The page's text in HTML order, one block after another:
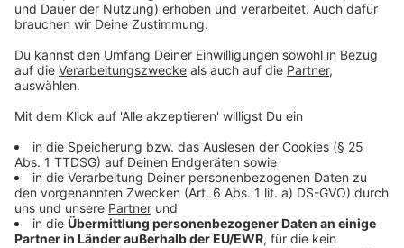
Revision nach Messerattacke in Leverkusener Kiosk
Anzeige
Anzeige